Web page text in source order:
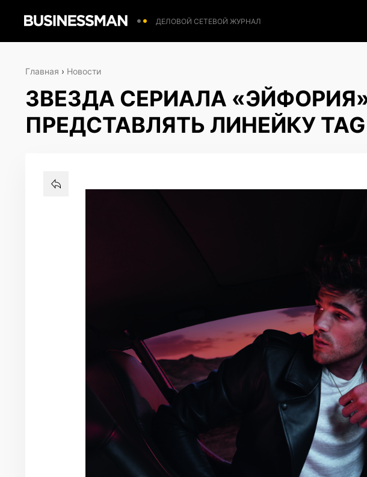
ДЕЛОВОЙ СЕТЕВОЙ ЖУРНАЛ
Главная › Новости
ЗВЕЗДА СЕРИАЛА
ПРЕДСТАВЛЯТЬ ЛИНЕЙКУ TAG